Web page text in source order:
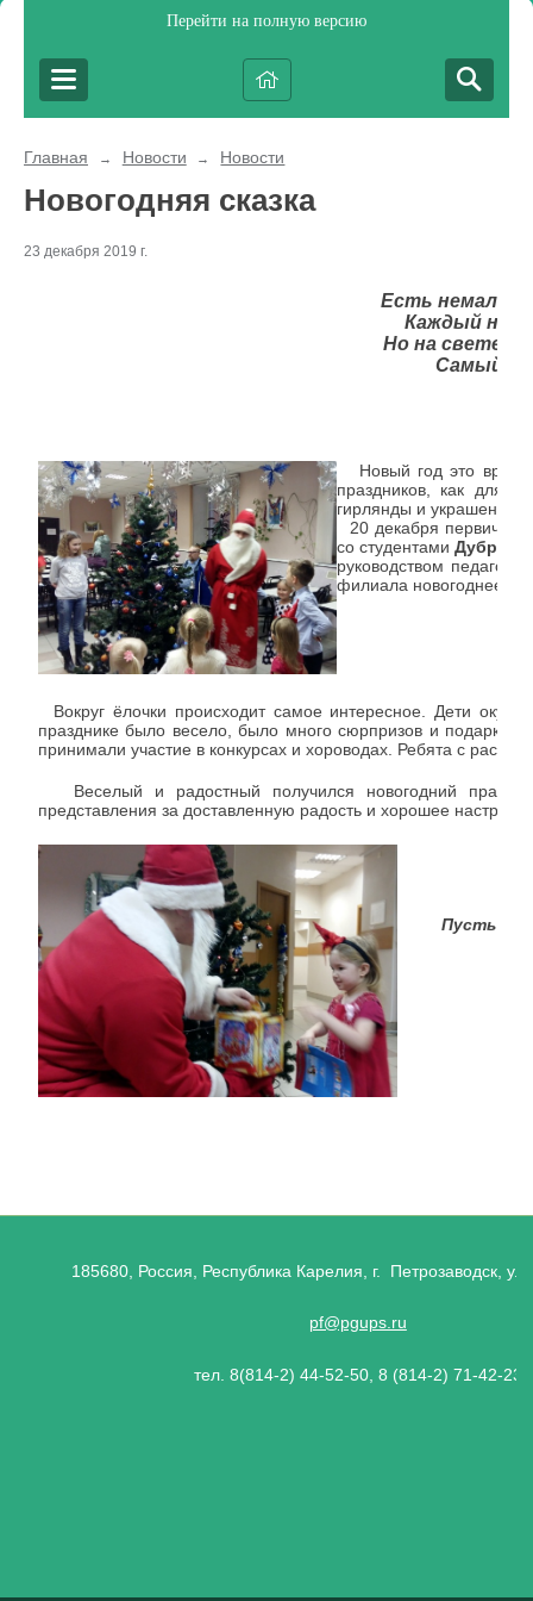
Перейти на полную версию
Главная → Новости → Новости
Новогодняя сказка
23 декабря 2019 г.
Есть немало
Каждый
Но на свете
Самый
Новый год это время
праздников, как для
гирлянды и украшенная
20 декабря
со студентами
руководством
филиала новогоднее
Вокруг ёлочки происходит самое интересное. Дети
празднике было весело, было много сюрпризов и подарков.
принимали участие в конкурсах и хороводах. Ребята с
Веселый и радостный получился новогодний
представления за доставленную радость и хорошее
Пусть
185680, Россия, Республика Карелия, г. Петрозаводск,
pf@pgups.ru
тел. 8(814-2) 44-52-50, 8 (814-2) 71-42-23